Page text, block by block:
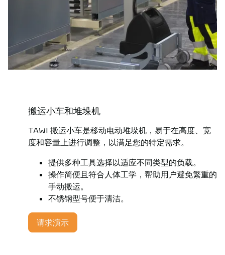
搬运小车和堆垛机
TAWI 搬运小车是移动电动堆垛机，易于在高度、宽
度和容量上进行调整，以满足您的特定需求。
提供多种工具选择以适应不同类型的负载。
操作简便且符合人体工学，帮助用户避免繁重的
手动搬运。
不锈钢型号便于清洁。
请求演示